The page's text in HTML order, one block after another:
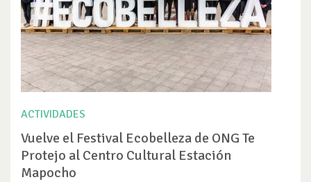
ACTIVIDADES
Vuelve el Festival Ecobelleza de ONG Te
Protejo al Centro Cultural Estación
Mapocho